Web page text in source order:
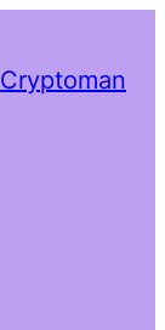
Cryptoman